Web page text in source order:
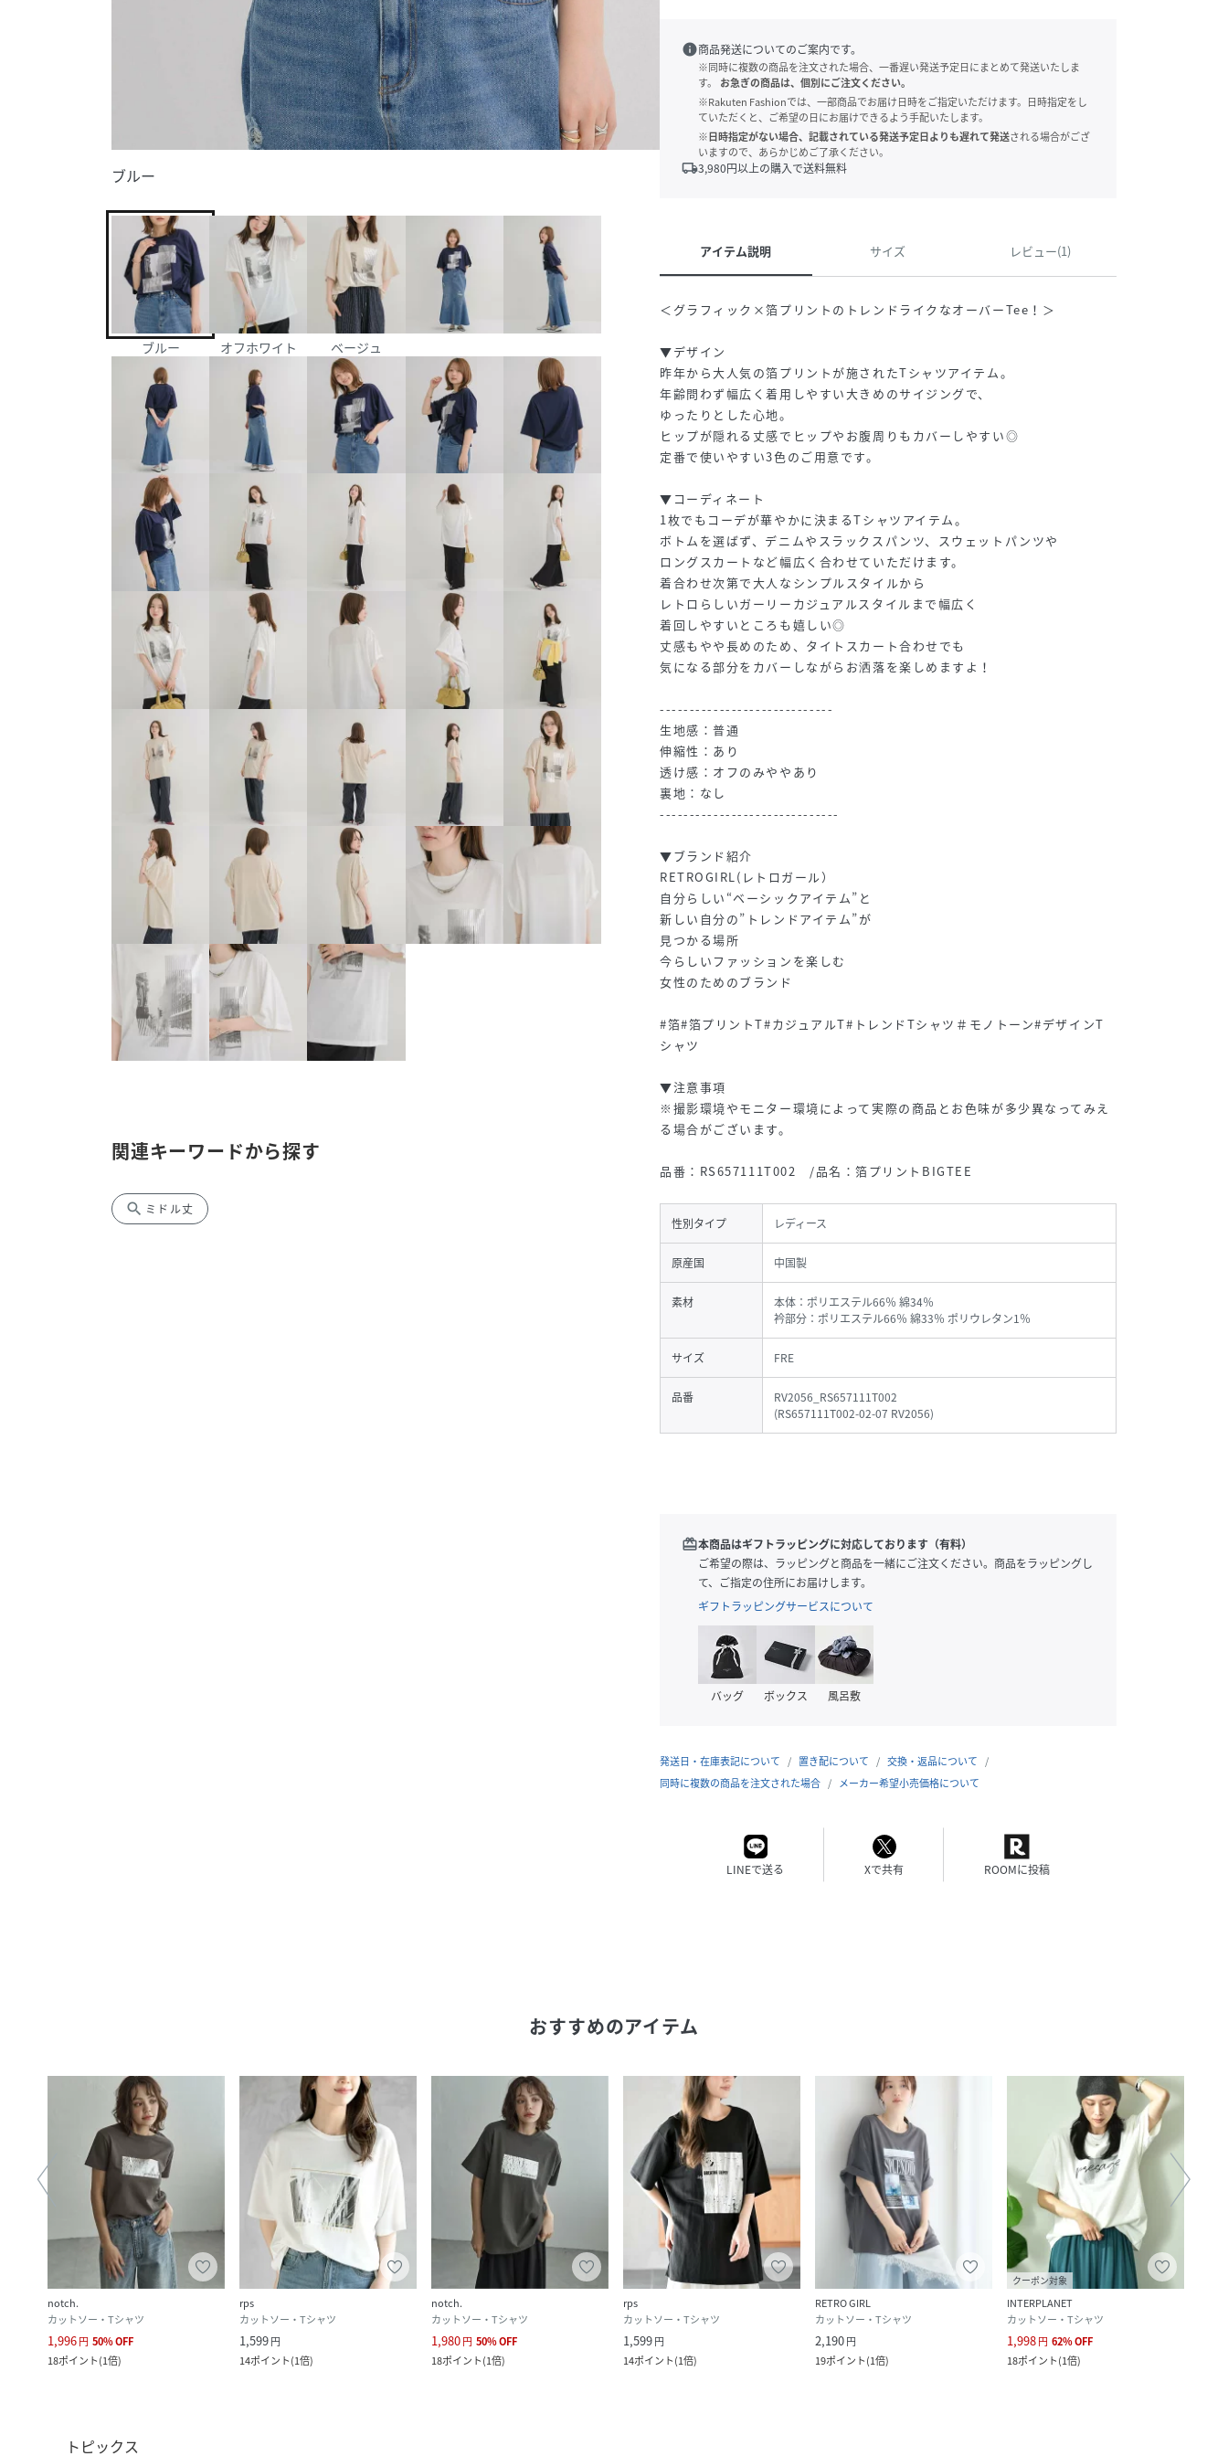
ブルー
ブルー オフホワイト ベージュ
関連キーワードから探す
search ミドル丈
info商品発送についてのご案内です。
※同時に複数の商品を注文された場合、一番遅い発送予定日にまとめて発送いたしま
す。
お急ぎの商品は、個別にご注文ください。
※Rakuten Fashionでは、一部商品でお届け日時をご指定いただけます。日時指定をし
ていただくと、ご希望の日にお届けできるよう手配いたします。
※日時指定がない場合、記載されている発送予定日よりも遅れて発送される場合がござ
いますので、あらかじめご了承ください。
local_shipping3,980円以上の購入で送料無料
アイテム説明 サイズ レビュー(1)
＜グラフィック×箔プリントのトレンドライクなオーバーTee！＞
▼デザイン
昨年から大人気の箔プリントが施されたTシャツアイテム。
年齢問わず幅広く着用しやすい大きめのサイジングで、
ゆったりとした心地。
ヒップが隠れる丈感でヒップやお腹周りもカバーしやすい◎
定番で使いやすい3色のご用意です。
▼コーディネート
1枚でもコーデが華やかに決まるTシャツアイテム。
ボトムを選ばず、デニムやスラックスパンツ、スウェットパンツや
ロングスカートなど幅広く合わせていただけます。
着合わせ次第で大人なシンプルスタイルから
レトロらしいガーリーカジュアルスタイルまで幅広く
着回しやすいところも嬉しい◎
丈感もやや長めのため、タイトスカート合わせでも
気になる部分をカバーしながらお洒落を楽しめますよ！
-----------------------------
生地感：普通
伸縮性：あり
透け感：オフのみややあり
裏地：なし
------------------------------
▼ブランド紹介
RETROGIRL(レトロガール）
自分らしい“ベーシックアイテム”と
新しい自分の”トレンドアイテム”が
見つかる場所
今らしいファッションを楽しむ
女性のためのブランド
#箔#箔プリントT#カジュアルT#トレンドTシャツ＃モノトーン#デザインT
シャツ
▼注意事項
※撮影環境やモニター環境によって実際の商品とお色味が多少異なってみえ
る場合がございます。
品番：RS657111T002 /品名：箔プリントBIGTEE
性別タイプ レディース
原産国 中国製
素材
本体：ポリエステル66％ 綿34％
衿部分：ポリエステル66％ 綿33％ ポリウレタン1％
サイズ FRE
品番
RV2056_RS657111T002
(RS657111T002-02-07 RV2056)
redeem本商品はギフトラッピングに対応しております（有料）
ご希望の際は、ラッピングと商品を一緒にご注文ください。商品をラッピングし
て、ご指定の住所にお届けします。
ギフトラッピングサービスについて
バッグ ボックス 風呂敷
発送日・在庫表記について 置き配について
交換・返品について
同時に複数の商品を注文された場合
メーカー希望小売価格について
LINEで送る Xで共有 ROOMに投稿
おすすめのアイテム
notch.
カットソー・Tシャツ
1,996円 50%OFF
18ポイント(1倍)
rps
カットソー・Tシャツ
1,599円
14ポイント(1倍)
notch.
カットソー・Tシャツ
1,980円 50%OFF
18ポイント(1倍)
rps
カットソー・Tシャツ
1,599円
14ポイント(1倍)
RETRO GIRL
カットソー・Tシャツ
2,190円
19ポイント(1倍)
クーポン対象
INTERPLANET
カットソー・Tシャツ
1,998円 62%OFF
18ポイント(1倍)
トピックス